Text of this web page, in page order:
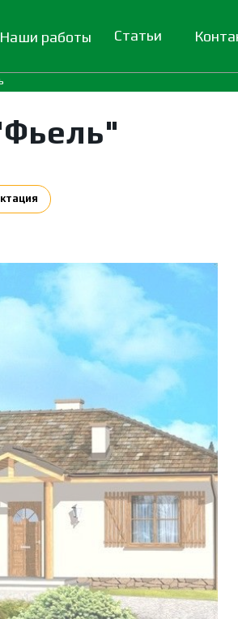
Наши работы Статьи